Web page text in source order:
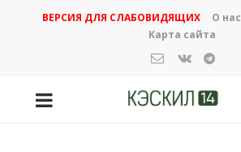
ВЕРСИЯ ДЛЯ СЛАБОВИДЯЩИХ О нас
Карта сайта